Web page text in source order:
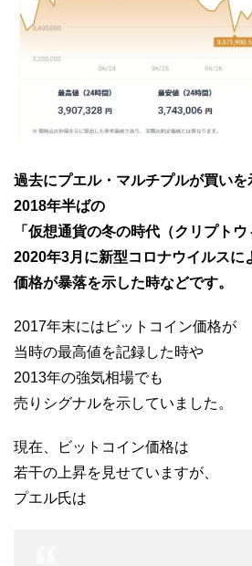
過去にプエル・マルチプルが買いを
2018年半ばの
「仮想通貨の冬の時代（クリプト
2020年3月に新型コロナウイルスに
価格が暴落を示した時などです。
2017年末にはビットコイン価格が
当時の最高値を記録した時や
2013年の強気相場でも
売りシグナルを示していました。
現在、ビットコイン価格は
若干の上昇を見せていますが、
プエル氏は